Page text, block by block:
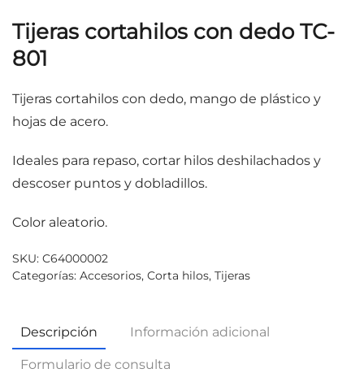
Tijeras cortahilos con dedo TC-
801
Tijeras cortahilos con dedo, mango de plástico y
hojas de acero.
Ideales para repaso, cortar hilos deshilachados y
descoser puntos y dobladillos.
Color aleatorio.
SKU: C64000002
Categorías: Accesorios, Corta hilos, Tijeras
Descripción Información adicional
Formulario de consulta